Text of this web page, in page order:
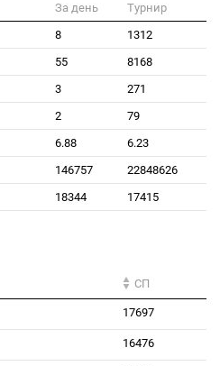
За день
Турнир
8
1312
55
8168
3
271
2
79
6.88
6.23
146757
22848626
18344 17415
СП
17697
16476